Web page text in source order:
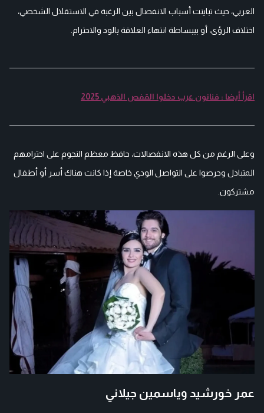
العربي، حيث تباينت أسباب الانفصال بين الرغبة في الاستقلال الشخصي،
اختلاف الرؤى، أو بببساطة انتهاء العلاقة بالود والاحترام.
اقرأ أيضا : فنانون عرب دخلوا القفص الذهبي 2025
وعلى الرغم من كل هذه الانفصالات، حافظ معظم النجوم على احترامهم
المتبادل وحرصوا على التواصل الودي خاصة إذا كانت هناك أسر أو أطفال
مشتركون.
عمر خورشيد وياسمين جيلاني